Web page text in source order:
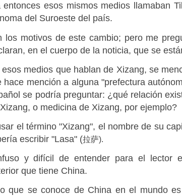
esos mismos medios llamaban
del Suroeste del país.
los motivos de este cambio; pero me
en el cuerpo de la noticia, que se
medios que hablan de Xizang, se
hace mención a alguna "prefectura
se podría preguntar: ¿qué relación
o medicina de Xizang, por ejemplo?
el término "Xizang", el nombre de su
escribir "Lasa" (拉萨).
y difícil de entender para el lector
que tiene China.
que se conoce de China en el mundo